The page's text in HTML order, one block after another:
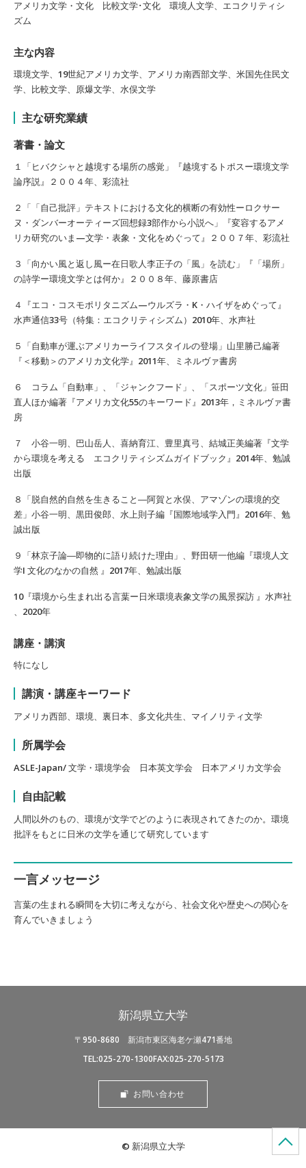
アメリカ文学・文化 比較文学･文化 環境人文学、エコクリティシ
ズム
主な内容
環境文学、19世紀アメリカ文学、アメリカ南西部文学、米国先住民文
学、比較文学、原爆文学、水俣文学
主な研究業績
著書・論文
１「ヒバクシャと越境する場所の感覚」『越境するトポスー環境文学
論序説』２００４年、彩流社
２「「自己批評」テキストにおける文化的横断の有効性ーロクサー
ヌ・ダンバーオーティーズ回想録3部作から小説へ」『変容するアメ
リカ研究のいま—文学・表象・文化をめぐって』２００７年、彩流社
３「向かい風と返し風ー在日歌人李正子の「風」を読む」『「場所」
の詩学ー環境文学とは何か』２００８年、藤原書店
４『エコ・コスモポリタニズム—ウルズラ・K・ハイザをめぐって』
水声通信33号（特集：エコクリティシズム）2010年、水声社
５「自動車が運ぶアメリカーライフスタイルの登場」山里勝己編著
『＜移動＞のアメリカ文化学』2011年、ミネルヴァ書房
６ コラム「自動車」、「ジャンクフード」、「スポーツ文化」笹田
直人ほか編著『アメリカ文化55のキーワード』2013年，ミネルヴァ書
房
７ 小谷一明、巴山岳人、喜納育江、豊里真弓、結城正美編著『文学
から環境を考える エコクリティシズムガイドブック』2014年、勉誠
出版
８「脱自然的自然を生きること―阿賀と水俣、アマゾンの環境的交
差」小谷一明、黒田俊郎、水上則子編『国際地域学入門』2016年、勉
誠出版
９「林京子論―即物的に語り続けた理由」、野田研一他編『環境人文
学I 文化のなかの自然 』2017年、勉誠出版
10『環境から生まれ出る言葉ー日米環境表象文学の風景探訪 』水声社
、2020年
講座・講演
特になし
講演・講座キーワード
アメリカ西部、環境、裏日本、多文化共生、マイノリティ文学
所属学会
ASLE-Japan/ 文学・環境学会 日本英文学会 日本アメリカ文学会
自由記載
人間以外のもの、環境が文学でどのように表現されてきたのか。環境
批評をもとに日米の文学を通じて研究しています
一言メッセージ
言葉の生まれる瞬間を大切に考えながら、社会文化や歴史への関心を
育んでいきましょう
新潟県立大学
〒950-8680 新潟市東区海老ケ瀬471番地
TEL:025-270-1300FAX:025-270-5173
お問い合わせ
© 新潟県立大学